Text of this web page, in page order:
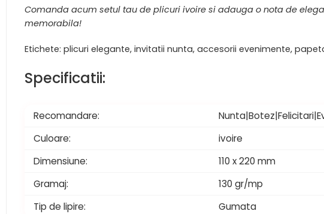
Comanda acum setul tau de plicuri ivoire si adauga o nota de
memorabila!
Etichete: plicuri elegante, invitatii nunta, accesorii evenimente,
Specificatii:
Recomandare:
Culoare:
ivoire
Dimensiune:
110 x 220 mm
Gramaj:
130 gr/mp
Tip de lipire:
Gumata